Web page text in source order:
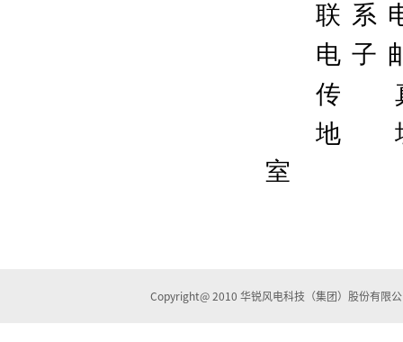
联 系
电 子
传
地
室
Copyright@ 2010 华锐风电科技（集团）股份有限